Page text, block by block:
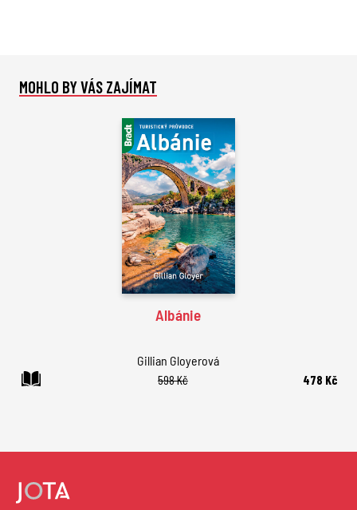
MOHLO BY VÁS ZAJÍMAT
Albánie
Gillian Gloyerová
598 Kč
478 Kč